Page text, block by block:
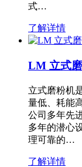
式…
了解详情
LM 立式
立式磨粉机
量低、耗能
公司多年先
多年的潜心
理可靠的…
了解详情